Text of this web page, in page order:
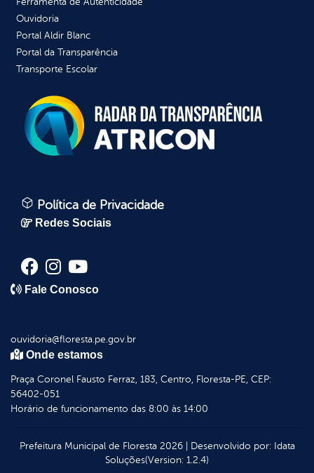
Ouvidoria
Portal Aldir Blanc
Portal da Transparência
Transporte Escolar
Política de Privacidade
Redes Sociais
Fale Conosco
ouvidoria@floresta.pe.gov.br
Onde estamos
Praça Coronel Fausto Ferraz, 183, Centro, Floresta-PE, CEP:
56402-051
Horário de funcionamento das 8:00 às 14:00
Prefeitura Municipal de Floresta2026| Desenvolvido por: Idata
Soluções(Version: 1.2.4)